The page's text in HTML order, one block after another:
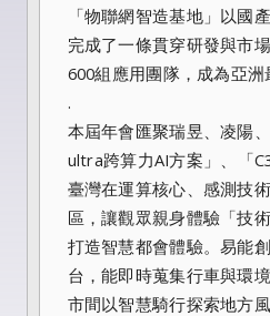
「物聯網智造基地」以國
完成了一條貫穿研發與市
600組應用團隊，成為亞洲
.
本屆年會匯聚瑞昱、凌陽
ultra跨算力AI方案」、「
臺灣在運算核心、感測技
區，讓觀眾親身體驗「技
打造智慧都會體驗。易能
台，能即時蒐集行車與環
市間以智慧騎行探索地方